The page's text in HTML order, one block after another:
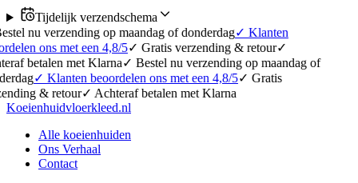
Tijdelijk verzendschema
op maandag of donderdag✓Klanten
een 4,8/5✓Gratis verzending & retour✓
met Klarna ✓Bestel nu verzending op maandag of
beoordelen ons met een 4,8/5✓Gratis
✓ Achteraf betalen met Klarna
Koeienhuidvloerkleed.nl
Alle koeienhuiden
Ons Verhaal
Contact